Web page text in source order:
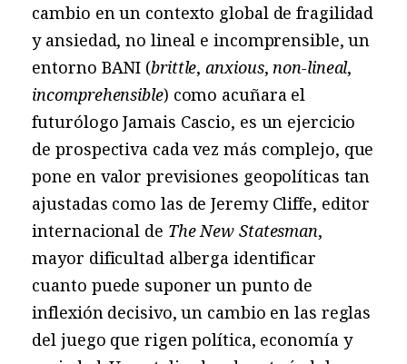
cambio en un contexto global de fragilidad
y ansiedad, no lineal e incomprensible, un
entorno BANI (brittle,anxious, non-lineal,
incomprehensible) como acuñara el
futurólogo Jamais Cascio, es un ejercicio
de prospectiva cada vez más complejo, que
pone en valor previsiones geopolíticas tan
ajustadas como las de Jeremy Cliffe, editor
internacional de The New Statesman,
mayor dificultad alberga identificar
cuanto puede suponer un punto de
inflexión decisivo, un cambio en las reglas
del juego que rigen política, economía y